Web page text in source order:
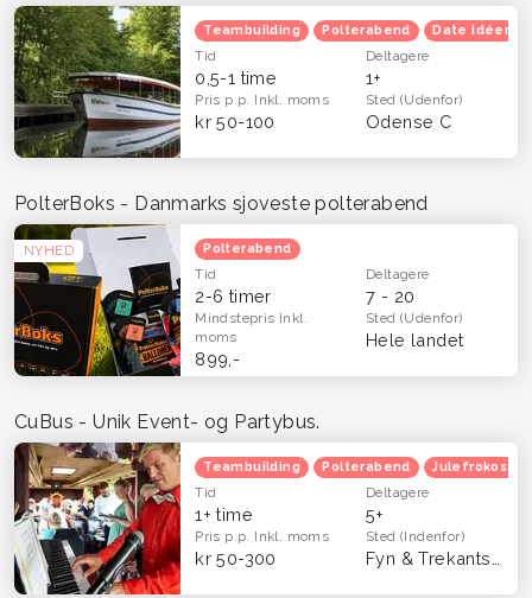
Teambuilding Polterabend Date idéer
Tid
0,5-1 time
Deltagere
1+
Pris p.p. Inkl. moms
kr 50-100
Sted(Udenfor)
Odense C
NYHED
PolterBoks - Danmarks sjoveste polterabend
Polterabend
Tid
2-6 timer
Deltagere
7 - 20
Mindstepris Inkl.
moms
899,-
Sted(Udenfor)
Hele landet
CuBus - Unik Event- og Partybus.
Teambuilding Polterabend Julefrokost
Tid
1+ time
Deltagere
5+
Pris p.p. Inkl. moms
kr 50-300
Sted(Indenfor)
Fyn & Trekantsområdet